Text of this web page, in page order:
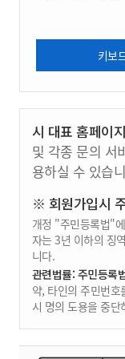
키보
시 대표 홈페이
및 각종 문의 서
용하실 수 있습
※ 회원가입시
개정 "주민등록법"
자는 3년 이하의 징
니다.
관련법률: 주민등록
약, 타인의 주민번
시 명의 도용을 중단